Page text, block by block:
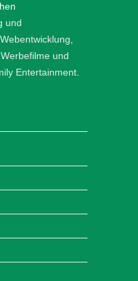
und
Webentwicklung
Werbefilme und
Entertainment